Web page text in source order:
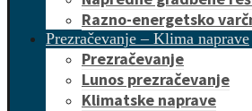
Razno-energetsko
Prezračevanje – Klima naprave
Prezračevanje
Lunos prezračevanje
Klimatske naprave